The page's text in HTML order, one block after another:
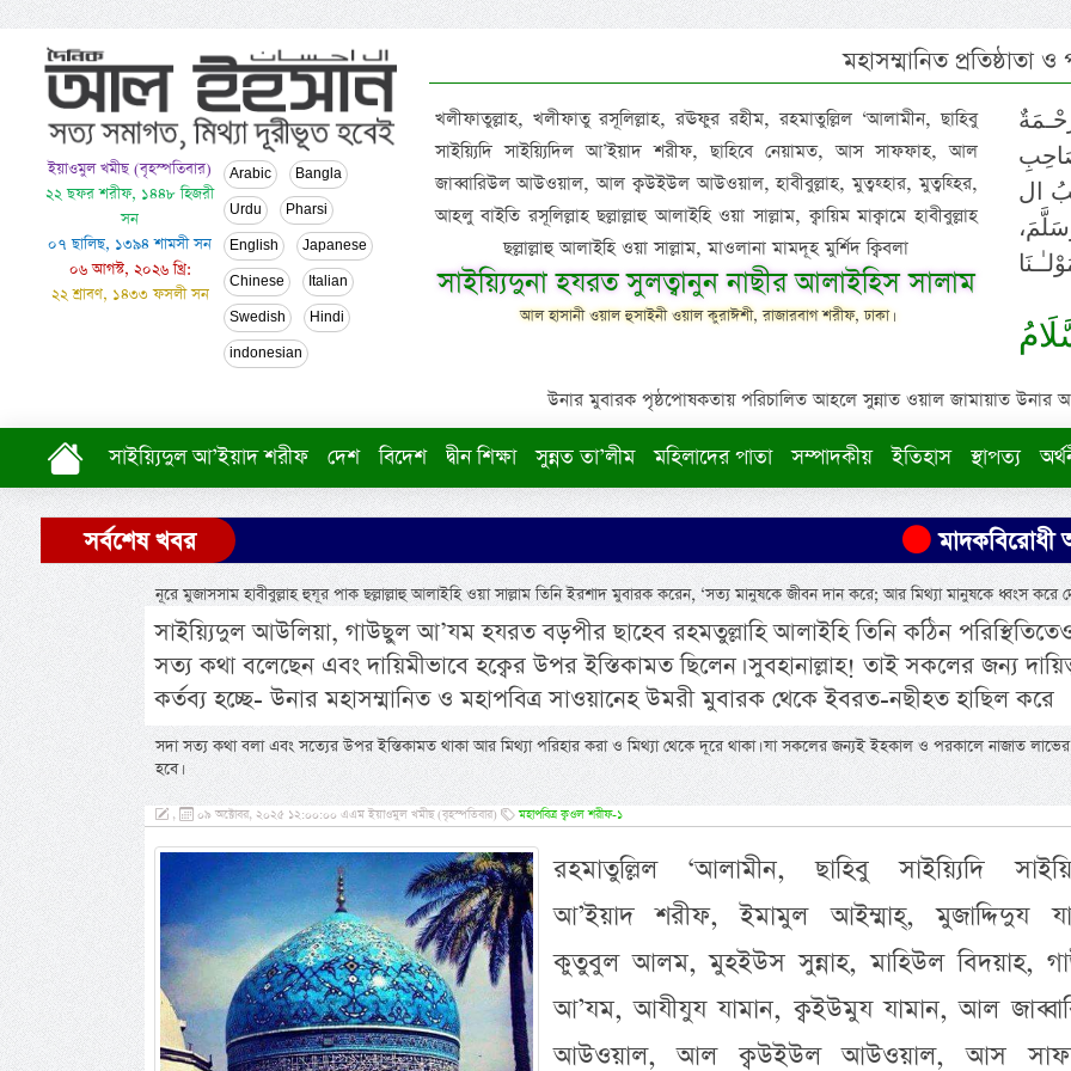
ইয়াওমুল খমীছ (বৃহস্পতিবার)
২২ ছফর শরীফ, ১৪৪৮ হিজরী
সন
০৭ ছালিছ, ১৩৯৪ শামসী সন
০৬ আগস্ট, ২০২৬ খ্রি:
২২ শ্রাবণ, ১৪৩৩ ফসলী সন
Arabic Bangla
Urdu Pharsi
English Japanese
Chinese Italian
Swedish Hindi
indonesian
মহাসম্মানিত প্রতিষ্ঠাতা
খলীফাতুল্লাহ, খলীফাতু রসূলিল্লাহ, রঊফুর রহীম, রহমাতুল্লিল ‘আলামীন, ছাহিবু
সাইয়্যিদি সাইয়্যিদিল আ’ইয়াদ শরীফ, ছাহিবে নেয়ামত, আস সাফফাহ, আল
জাব্বারিউল আউওয়াল, আল ক্বউইউল আউওয়াল, হাবীবুল্লাহ, মুত্বহ্হার, মুত্বহ্হির,
আহলু বাইতি রসূলিল্লাহ ছল্লাল্লাহু আলাইহি ওয়া সাল্লাম, ক্বায়িম মাক্বামে হাবীবুল্লাহ
ছল্লাল্লাহু আলাইহি ওয়া সাল্লাম, মাওলানা মামদূহ মুর্শিদ ক্বিবলা
সাইয়্যিদুনা হযরত সুলত্বানুন নাছীর আলাইহিস সালাম
আল হাসানী ওয়াল হুসাইনী ওয়াল কুরাঈশী, রাজারবাগ শরীফ, ঢাকা।
ال
উনার মুবারক পৃষ্ঠপোষকতায় পরিচালিত আহলে সুন্নাত ওয়াল জামায়াত উনার
সাইয়্যিদুল আ’ইয়াদ শরীফ দেশ বিদেশ দ্বীন শিক্ষা সুন্নত তা’লীম মহিলাদের পাতা সম্পাদকীয় ইতিহাস স্থাপত্য
সর্বশেষ খবর মাদকবিরোধী অভিযানে
নূরে মুজাসসাম হাবীবুল্লাহ হুযূর পাক ছল্লাল্লাহু আলাইহি ওয়া সাল্লাম তিনি ইরশাদ মুবারক করেন, ‘সত্য মানুষকে জীবন দান করে; আর মিথ্যা মানুষকে ধ্বংস করে
সাইয়্যিদুল আউলিয়া, গাউছুল আ’যম হযরত বড়পীর ছাহেব রহমতুল্লাহি আলাইহি তিনি কঠিন
সত্য কথা বলেছেন এবং দায়িমীভাবে হক্বের উপর ইস্তিকামত ছিলেন। সুবহানাল্লাহ! তাই সকলের জন্য
কর্তব্য হচ্ছে- উনার মহাসম্মানিত ও মহাপবিত্র সাওয়ানেহ উমরী মুবারক থেকে ইবরত-নছীহত হাছিল করে
সদা সত্য কথা বলা এবং সত্যের উপর ইস্তিকামত থাকা আর মিথ্যা পরিহার করা ও মিথ্যা থেকে দূরে থাকা। যা সকলের জন্যই ইহকাল ও পরকালে নাজাত
হবে।
, ০৯ অক্টোবর, ২০২৫ ১২:০০:০০ এএম ইয়াওমুল খমীছ (বৃহস্পতিবার) মহাপবিত্র ক্বওল শরীফ-১
রহমাতুল্লিল ‘আলামীন, ছাহিবু সাইয়্যিদি
আ’ইয়াদ শরীফ, ইমামুল আইম্মাহ্, মুজাদ্দিদুয
কুতুবুল আলম, মুহইউস সুন্নাহ, মাহিউল বিদয়াহ,
আ’যম, আযীযুয যামান, ক্বইউমুয যামান, আল
আউওয়াল, আল ক্বউইউল আউওয়াল, আস